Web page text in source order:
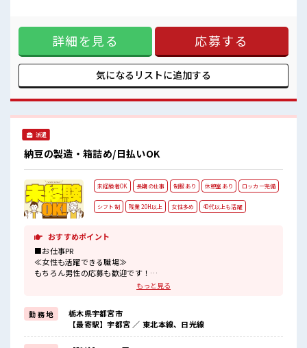
キバツ過ぎなければ髪色・髪型は自由！
あなたの個性を大事にできます♪
高収入もバッチリ目指せますよ！
抜でなければOKです！ (規定有)≪機能的な制服アリ≫ 制服が
あるので、 毎日の服装の悩み解消♪ ≪未経験OKの仕事≫ 新
しいことにチャレンジするのは不安だけど、 しっかり働く環
境が整っています！ イチからスキルUP・ステップUP目指し
ていきましょう！ ≪自分に合った期間で働ける≫ 福利厚生が
整った派遣のお仕事です！ ■職場の雰囲気 少人数の職場でこ
ぎなければ髪色・髪型は自由！ あなたの個性を大事にできま
す♪ 高収入もバッチリ目指せますよ！
詳細を見る 応募する
気になるリストに追加する
派遣
納豆の製造・箱詰め/日払いOK
未経験者OK 長期の仕事 制服あり 休憩室あり ロッカー完備
シフト制 残業 20H以上 女性多め 40代以上も活躍
おすすめポイント
■お仕事PR
≪女性も活躍できる職場≫
もちろん男性の応募も歓迎です！
残業は月20時間以上あります♪
≪機能的な制服アリ≫
制服があるので、
毎日の服装の悩み解消♪
もっと見る
勤 務 地
栃木県宇都宮市
【最寄駅】宇都宮 ／ 東北本線、日光線